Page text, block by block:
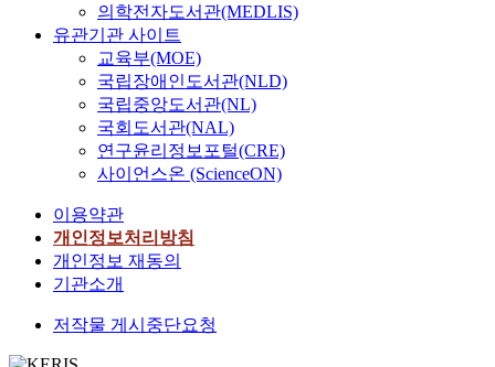
의학전자도서관(MEDLIS)
유관기관 사이트
교육부(MOE)
국립장애인도서관(NLD)
국립중앙도서관(NL)
국회도서관(NAL)
연구윤리정보포털(CRE)
사이언스온 (ScienceON)
이용약관
개인정보처리방침
개인정보 재동의
기관소개
저작물 게시중단요청